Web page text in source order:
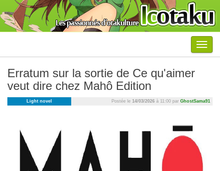
Menu
Erratum sur la sortie de Ce qu'aimer
veut dire chez Mahô Edition
Light novel Postée le 14/03/2026 à 11:00 par GhostSama91